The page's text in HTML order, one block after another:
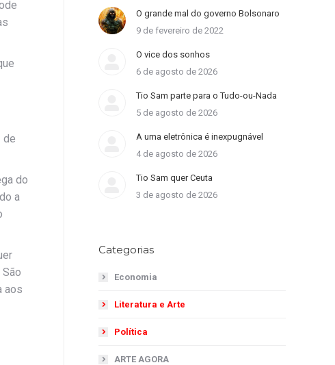
de
do
a
aos
O grande mal do governo Bolsonaro
9 de fevereiro de 2022
O vice dos sonhos
6 de agosto de 2026
Tio Sam parte para o Tudo-ou-Nada
5 de agosto de 2026
A urna eletrônica é inexpugnável
4 de agosto de 2026
Tio Sam quer Ceuta
3 de agosto de 2026
Categorias
Economia
Literatura e Arte
Política
ARTE AGORA